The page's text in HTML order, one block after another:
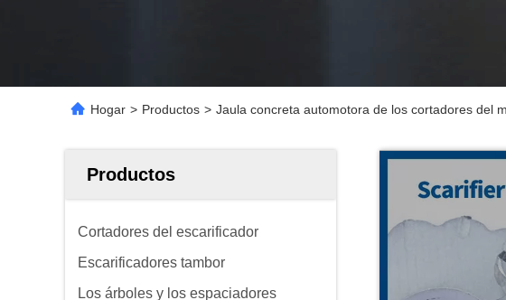
Hogar > Productos > Jaula concreta automotora de los cortadores del
Productos
Cortadores del escarificador
Escarificadores tambor
Los árboles y los espaciadores